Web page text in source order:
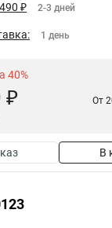
₽ 2-3 дней
1 день
40%
₽ От
В